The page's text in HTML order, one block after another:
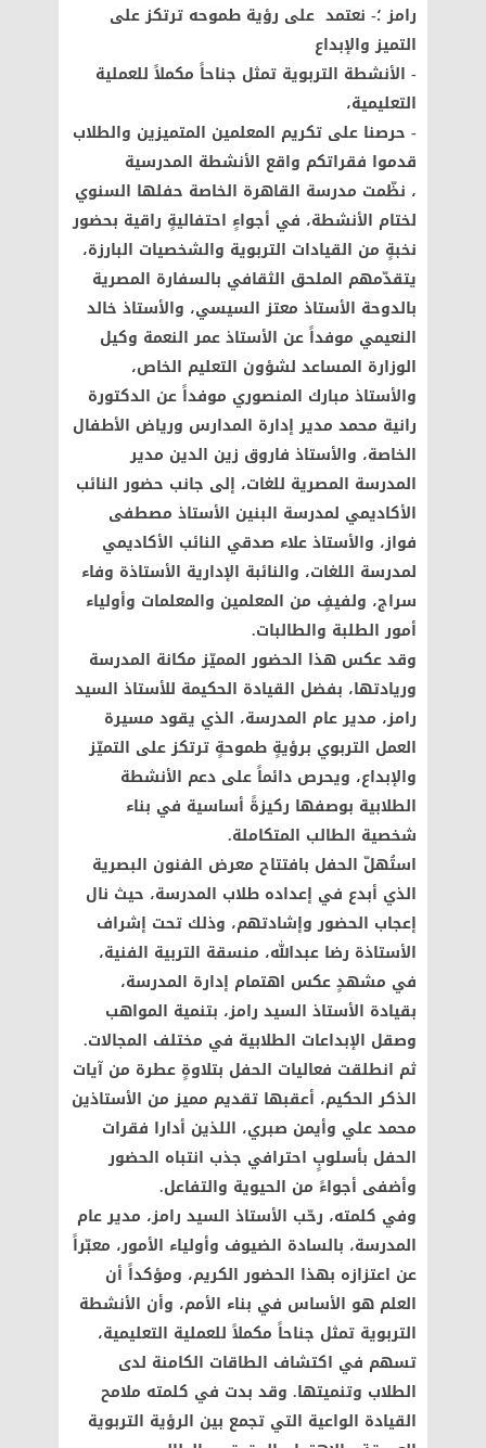
رامز ؛- نعتمد على رؤية طموحه ترتكز على
التميز والإبداع
- الأنشطة التربوية تمثل جناحاً مكملاً للعملية
التعليمية،
- حرصنا على تكريم المعلمين المتميزين والطلاب
قدموا فقراتكم واقع الأنشطة المدرسية
، نظّمت مدرسة القاهرة الخاصة حفلها السنوي
لختام الأنشطة، في أجواءٍ احتفاليةٍ راقية بحضور
نخبةٍ من القيادات التربوية والشخصيات البارزة،
يتقدّمهم الملحق الثقافي بالسفارة المصرية
بالدوحة الأستاذ معتز السيسي، والأستاذ خالد
النعيمي موفداً عن الأستاذ عمر النعمة وكيل
الوزارة المساعد لشؤون التعليم الخاص،
والأستاذ مبارك المنصوري موفداً عن الدكتورة
رانية محمد مدير إدارة المدارس ورياض الأطفال
الخاصة، والأستاذ فاروق زين الدين مدير
المدرسة المصرية للغات، إلى جانب حضور النائب
الأكاديمي لمدرسة البنين الأستاذ مصطفى
فواز، والأستاذ علاء صدقي النائب الأكاديمي
لمدرسة اللغات، والنائبة الإدارية الأستاذة وفاء
سراج، ولفيفٍ من المعلمين والمعلمات وأولياء
أمور الطلبة والطالبات.
وقد عكس هذا الحضور المميّز مكانة المدرسة
وريادتها، بفضل القيادة الحكيمة للأستاذ السيد
رامز، مدير عام المدرسة، الذي يقود مسيرة
العمل التربوي برؤيةٍ طموحةٍ ترتكز على التميّز
والإبداع، ويحرص دائماً على دعم الأنشطة
الطلابية بوصفها ركيزةً أساسية في بناء
شخصية الطالب المتكاملة.
استُهلّ الحفل بافتتاح معرض الفنون البصرية
الذي أبدع في إعداده طلاب المدرسة، حيث نال
إعجاب الحضور وإشادتهم، وذلك تحت إشراف
الأستاذة رضا عبدالله، منسقة التربية الفنية،
في مشهدٍ عكس اهتمام إدارة المدرسة،
بقيادة الأستاذ السيد رامز، بتنمية المواهب
وصقل الإبداعات الطلابية في مختلف المجالات.
ثم انطلقت فعاليات الحفل بتلاوةٍ عطرة من آيات
الذكر الحكيم، أعقبها تقديم مميز من الأستاذين
محمد علي وأيمن صبري، اللذين أدارا فقرات
الحفل بأسلوبٍ احترافي جذب انتباه الحضور
وأضفى أجواءً من الحيوية والتفاعل.
وفي كلمته، رحّب الأستاذ السيد رامز، مدير عام
المدرسة، بالسادة الضيوف وأولياء الأمور، معبّراً
عن اعتزازه بهذا الحضور الكريم، ومؤكداً أن
العلم هو الأساس في بناء الأمم، وأن الأنشطة
التربوية تمثل جناحاً مكملاً للعملية التعليمية،
تسهم في اكتشاف الطاقات الكامنة لدى
الطلاب وتنميتها. وقد بدت في كلمته ملامح
القيادة الواعية التي تجمع بين الرؤية التربوية